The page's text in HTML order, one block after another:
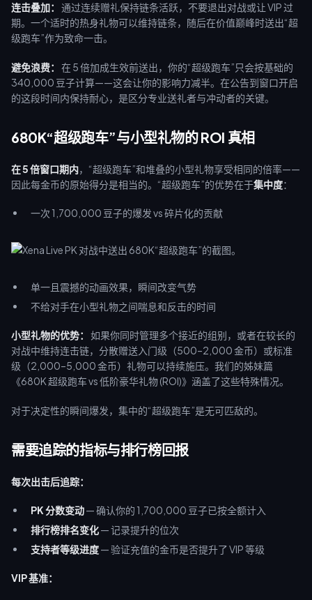
连击叠加：
通过连续赠礼保持链条活跃，不要退出对战或让 VIP 过
期。一个适时的热身礼物可以维持链条，随后在价值巅峰时送出“超
级跑车”作为致命一击。
避免浪费：
在 5 倍加成生效前送出，你的“超级跑车”只会按基础的
340,000 豆子计算——这会让你的影响力减半。在公告到窗口开启
的这段时间内保持耐心，是区分专业送礼者与冲动者的关键。
680K“超级跑车”与小型礼物的 ROI 真相
在 5 倍窗口期内，“超级跑车”和堆叠的小型礼物享受相同的倍率——
因此每金币的原始得分是相当的。“超级跑车”的优势在于集中度：
一次 1,700,000 豆子的爆发 vs 碎片化的贡献
单一且震撼的动画效果，瞬间改变气势
不给对手在小型礼物之间喘息和反击的时间
小型礼物的优势：
如果你同时管理多个接近的组别，或者在较长的
对战中维持连击链，分散赠送入门级（500–2,000 金币）或标准
级（2,000–5,000 金币）礼物可以持续施压。我们的姊妹篇
《680K 超级跑车 vs 低阶豪华礼物 (ROI)》涵盖了这些特殊情况。
对于决定性的瞬间爆发，集中的“超级跑车”是无可匹敌的。
需要追踪的指标与排行榜回报
每次出击后追踪：
PK 分数变动— 确认你的 1,700,000 豆子已按全额计入
排行榜排名变化— 记录提升的位次
支持者等级进度— 验证充值的金币是否提升了 VIP 等级
VIP 基准：